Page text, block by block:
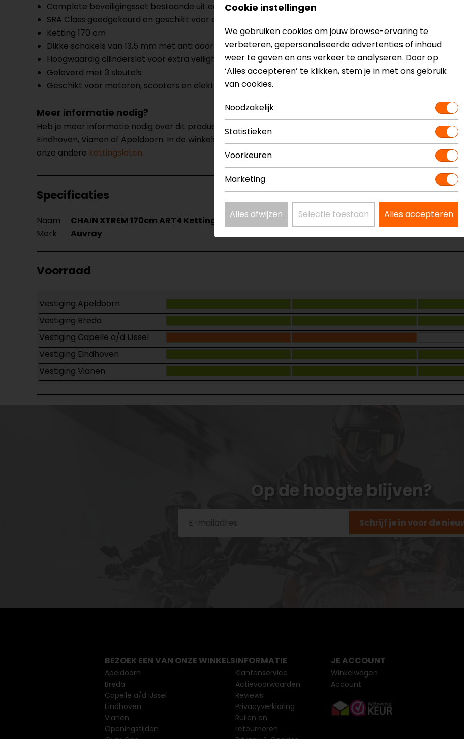
Complete beveiligingsset bestaande uit een geharde stalen ketting en een sterk schijfremslot, los te
SRA Class goedgekeurd en geschikt voor eisen van motorverzekeringen
Ketting 170 cm
Dikke schakels van 13,5 mm met anti doorknip bescherming
Hoogwaardig cilinderslot voor extra veiligheid
Geleverd met 3 sleutels
Geschikt voor motoren, scooters en elektrische tweewielers
Meer informatie nodig?
Heb je meer informatie nodig over dit product? Neem dan met ons op of kom langs in één van
Eindhoven, Vianen of Apeldoorn. In de winkels kun je het product bekijken & passen en staan onze
onze andere kettingsloten.
Specificaties
Naam CHAIN XTREM 170cm ART4 Kettingslot Model
156513
Merk
Auvray
Voorraad
Vestiging Apeldoorn
Vestiging Breda
Vestiging Capelle a/d IJssel
Vestiging Eindhoven
Vestiging Vianen
Op de hoogte blijven?
Schrijf je in voor de
Cookie instellingen
We gebruiken cookies om jouw browse-ervaring te
verbeteren, gepersonaliseerde advertenties of inhoud
weer te geven en ons verkeer te analyseren. Door op
‘Alles accepteren’ te klikken, stem je in met ons gebruik
van cookies.
Noodzakelijk
Statistieken
Voorkeuren
Marketing
Alles afwijzen Selectie toestaan Alles accepteren
BEZOEK EEN VAN ONZE WINKELS
Apeldoorn
Breda
Capelle a/d IJssel
Eindhoven
Vianen
Openingstijden
INFORMATIE
Klantenservice
Actievoorwaarden
Reviews
Privacyverklaring
Ruilen en
retourneren
JE ACCOUNT
Winkelwagen
Account